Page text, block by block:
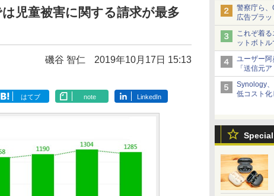
えずに書
警察庁ら
広告プラ
広告」対
使った投
これぞ着
ットボト
ードバイ
ど！その
ユーザー
「送信元
【やじうま
Synology
低コスト
ーズ 予算
児童被害に関する請求が最多
磯谷 智仁 2019年10月17日 15:13
はてブ note LinkedIn